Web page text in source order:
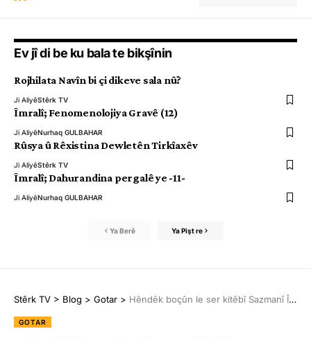
Ev jî di be ku bala te bikşînin
Rojhilata Navîn bi çi dikeve sala nû?
Ji AliyêStêrk TV
Îmralî; Fenomenolojiya Gravê (12)
Ji AliyêNurhaq GULBAHAR
Rûsya û Rêxistina Dewletên Tirkîaxêv
Ji AliyêStêrk TV
Îmralî; Dahurandina pergalê ye -11-
Ji AliyêNurhaq GULBAHAR
Ya Berê Ya Pişt re
Stêrk TV > Blog > Gotar > Hêndêk boçûn le ser kitêbî Sazmanî Înqilabî u Kurdistan(208)
GOTAR